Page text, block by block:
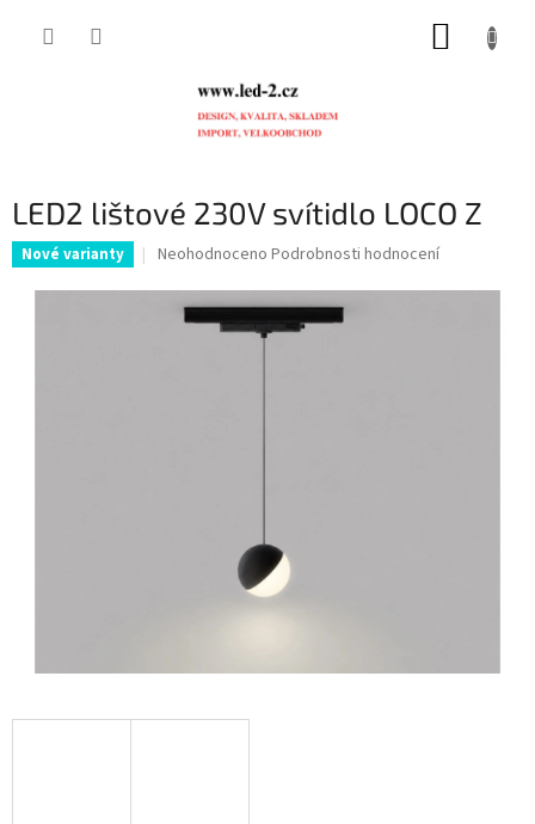
LED2 lištové 230V svítidlo LOCO Z
Nové varianty
Průměrné
produktu
Neohodnoceno Podrobnosti hodnocení